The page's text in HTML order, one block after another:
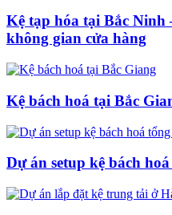
Kệ tạp hóa tại Bắc Ninh
không gian cửa hàng
Kệ bách hoá tại Bắc
Dự án setup kệ bách